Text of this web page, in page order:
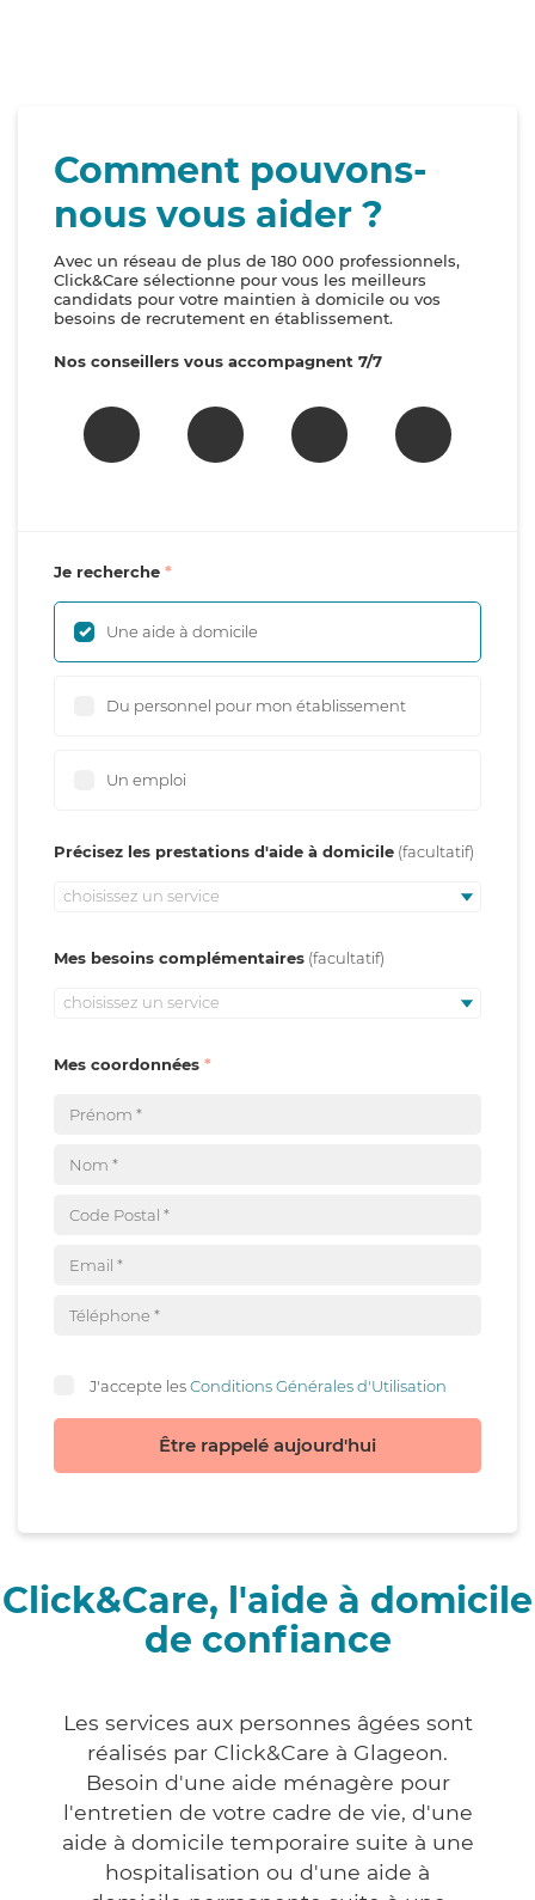
Comment pouvons-
nous vous aider ?
Avec un réseau de plus de 180 000 professionnels,
Click&Care sélectionne pour vous les meilleurs
candidats pour votre maintien à domicile ou vos
besoins de recrutement en établissement.
Nos conseillers vous accompagnent 7/7
Je recherche
Une aide à domicile
Du personnel pour mon établissement
Un emploi
Précisez les prestations d'aide à domicile
choisissez un service
Mes besoins complémentaires
choisissez un service
Mes coordonnées
J'accepte lesConditions Générales d'Utilisation
Être rappelé aujourd'hui
Click&Care, l'aide à domicile
de confiance
Les services aux personnes âgées sont
réalisés par Click&Care à Glageon.
Besoin d'une aide ménagère pour
l'entretien de votre cadre de vie, d'une
aide à domicile temporaire suite à une
hospitalisation ou d'une aide à